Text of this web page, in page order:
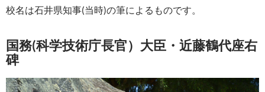
校名は石井県知事(当時)の筆によるものです。
国務(科学技術庁長官）大臣・近藤鶴代座右
碑